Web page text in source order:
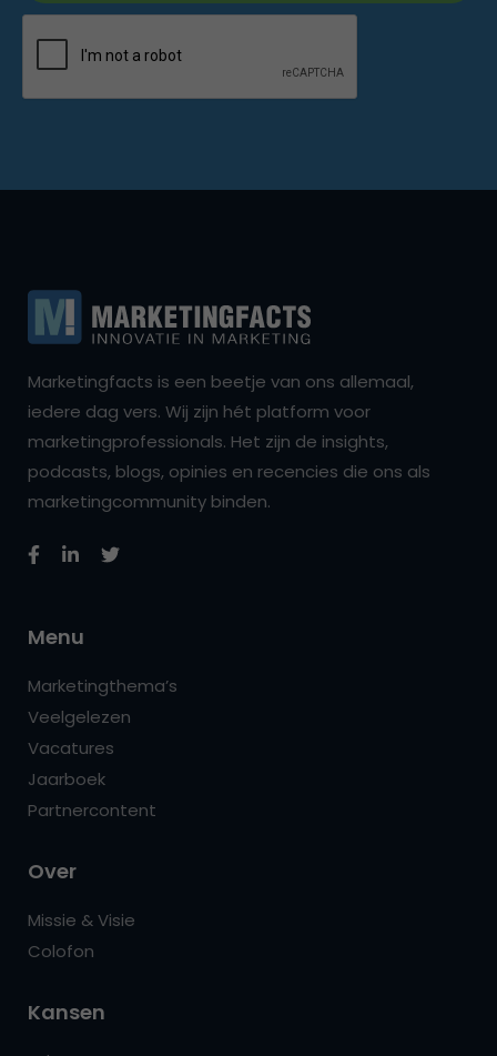
Marketingfacts is een beetje van ons allemaal,
iedere dag vers. Wij zijn hét platform voor
marketingprofessionals. Het zijn de insights,
podcasts, blogs, opinies en recencies die ons als
marketingcommunity binden.
Menu
Marketingthema’s
Veelgelezen
Vacatures
Jaarboek
Partnercontent
Over
Missie & Visie
Colofon
Kansen